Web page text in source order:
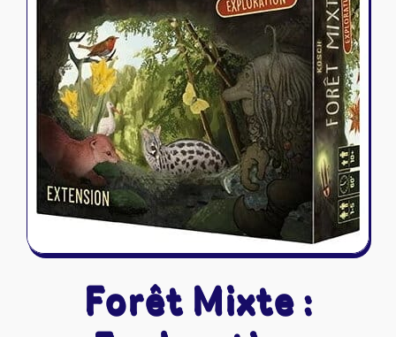
Naruto Mythos
Autres
Tapis de jeu
Forêt Mixte :